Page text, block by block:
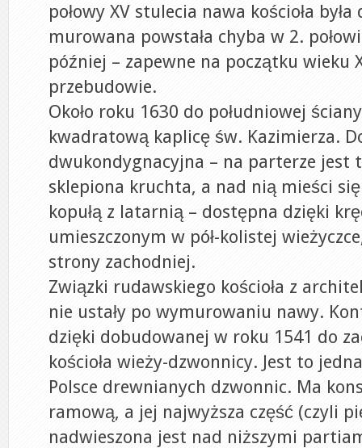
połowy XV stulecia nawa kościoła
murowana powstała chyba w 2.
później – zapewne na początku wieku
przebudowie.
Około roku 1630 do południowej
kwadratową kaplicę św. Kazimierza.
dwukondygnacyjna – na parterze jest
sklepiona kruchta, a nad nią mieści
kopułą z latarnią – dostępna dzięki
umieszczonym w pół-kolistej
strony zachodniej.
Związki rudawskiego kościoła z
nie ustały po wymurowaniu nawy.
dzięki dobudowanej w roku 1541 do
kościoła wieży-dzwonnicy. Jest to
Polsce drewnianych dzwonnic. Ma
ramową, a jej najwyższa część (czyli
nadwieszona jest nad niższymi